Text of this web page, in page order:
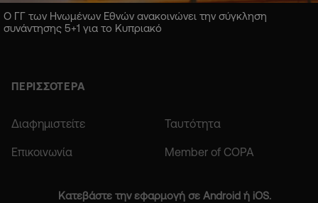
Ο ΓΓ των Ηνωμένων Εθνών ανακοινώνει την σύγκληση
συνάντησης 5+1 για το Κυπριακό
ΠΕΡΙΣΣΟΤΕΡΑ
Διαφημιστείτε Ταυτότητα
Επικοινωνία Member of COPA
Κατεβάστε την εφαρμογή σε Android ή iOS.